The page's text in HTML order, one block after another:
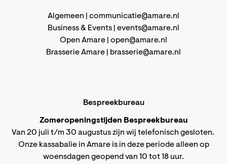
Algemeen | communicatie@amare.nl
Business & Events | events@amare.nl
Open Amare | open@amare.nl
Brasserie Amare |
brasserie@amare.nl
Bespreekbureau
Zomeropeningstijden Bespreekbureau
Van 20 juli t/m 30 augustus zijn wij telefonisch gesloten.
Onze kassabalie in Amare is in deze periode alleen op
woensdagen geopend van 10 tot 18 uur.